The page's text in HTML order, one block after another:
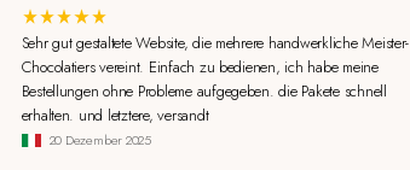
Sehr gut gestaltete Website, die mehrere handwerkliche Meister-
Chocolatiers vereint. Einfach zu bedienen, ich habe meine
Bestellungen ohne Probleme aufgegeben. die Pakete schnell
erhalten. und letztere, versandt
20 Dezember 2025